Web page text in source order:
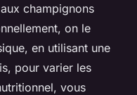
champignons
on le
en utilisant une
pour varier les
vous